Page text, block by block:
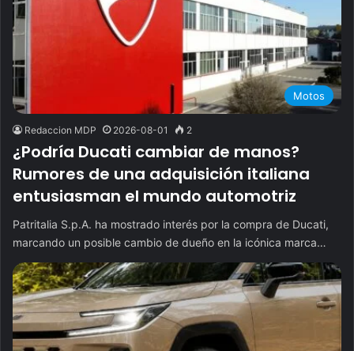
Motos
Redaccion MDP 2026-08-01 2
¿Podría Ducati cambiar de manos?
Rumores de una adquisición italiana
entusiasman el mundo automotriz
Patritalia S.p.A. ha mostrado interés por la compra de Ducati,
marcando un posible cambio de dueño en la icónica marca…